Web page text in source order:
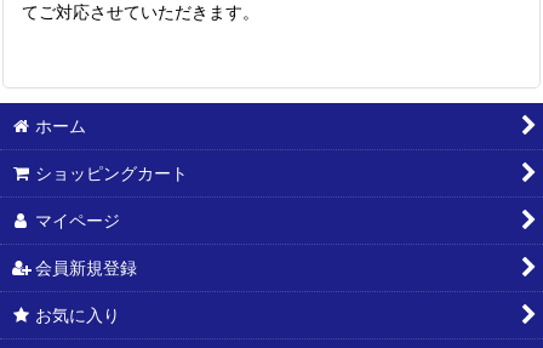
てご対応させていただきます。
ホーム
ショッピングカート
マイページ
会員新規登録
お気に入り